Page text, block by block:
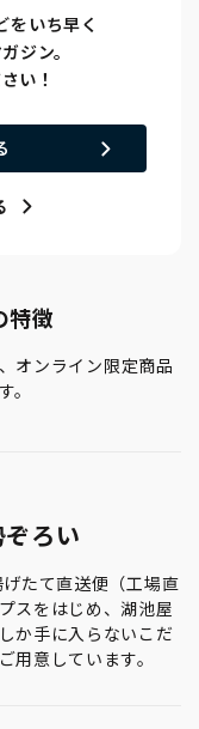
をいち早く
ジン。
い！
特徴
オンライン限定商品
。
ろい
たて直送便（工場直
スをはじめ、湖池屋
か手に入らないこだ
用意しています。